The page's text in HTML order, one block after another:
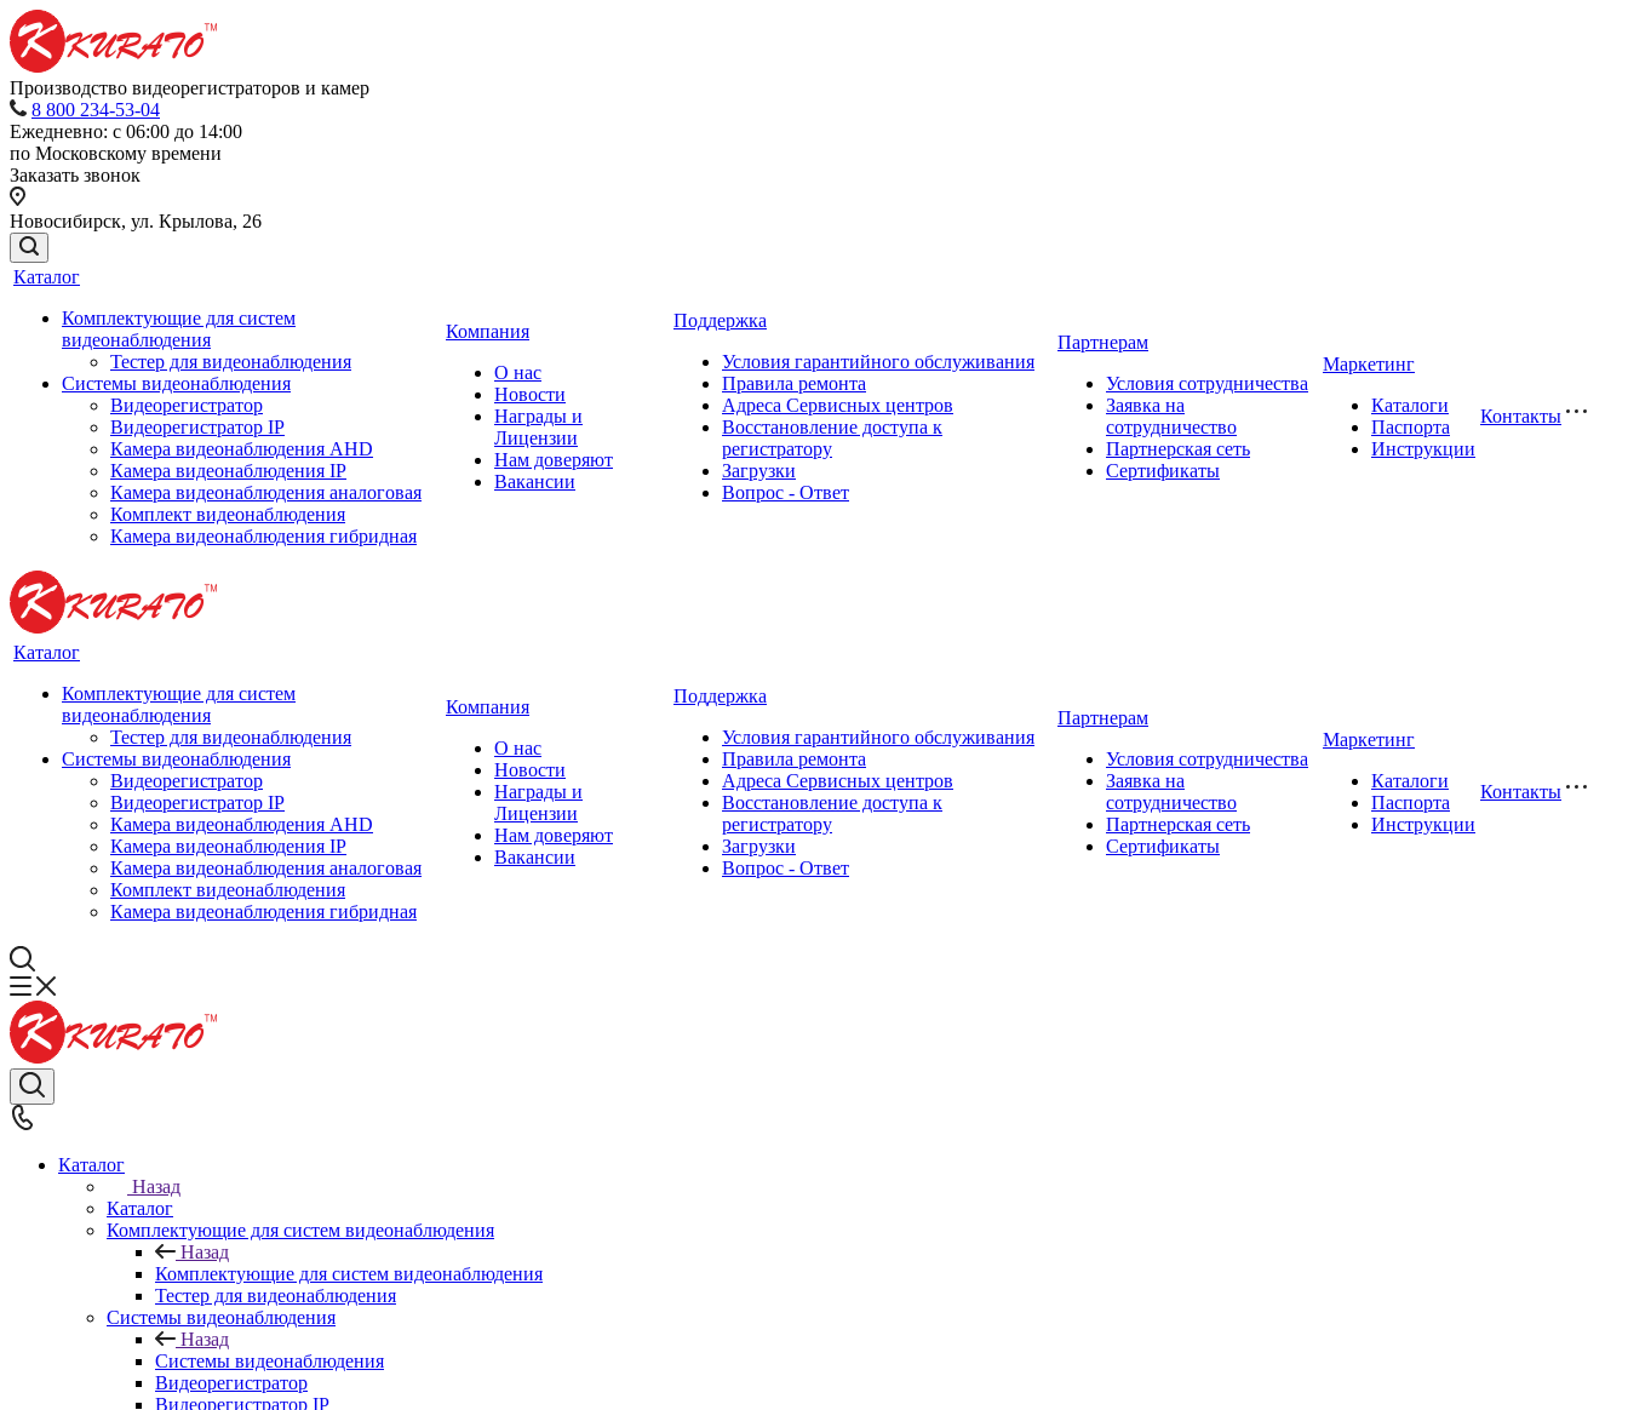
Производство видеорегистраторов и камер
8 800 234-53-04
Ежедневно: с 06:00 до 14:00
по Московскому времени
Заказать звонок
Новосибирск, ул. Крылова, 26
Каталог
Комплектующие для систем
видеонаблюдения
Тестер для видеонаблюдения
Системы видеонаблюдения
Видеорегистратор
Видеорегистратор IP
Камера видеонаблюдения AHD
Камера видеонаблюдения IP
Камера видеонаблюдения аналоговая
Комплект видеонаблюдения
Камера видеонаблюдения гибридная
Компания
О нас
Новости
Награды и
Лицензии
Нам доверяют
Вакансии
Поддержка
Условия гарантийного обслуживания
Правила ремонта
Адреса Сервисных центров
Восстановление доступа к
регистратору
Загрузки
Вопрос - Ответ
Партнерам
Условия сотрудничества
Заявка на
сотрудничество
Партнерская сеть
Сертификаты
Маркетинг
Каталоги
Паспорта
Инструкции
Контакты
Каталог
Комплектующие для систем
видеонаблюдения
Тестер для видеонаблюдения
Системы видеонаблюдения
Видеорегистратор
Видеорегистратор IP
Камера видеонаблюдения AHD
Камера видеонаблюдения IP
Камера видеонаблюдения аналоговая
Комплект видеонаблюдения
Камера видеонаблюдения гибридная
Компания
О нас
Новости
Награды и
Лицензии
Нам доверяют
Вакансии
Поддержка
Условия гарантийного обслуживания
Правила ремонта
Адреса Сервисных центров
Восстановление доступа к
регистратору
Загрузки
Вопрос - Ответ
Партнерам
Условия сотрудничества
Заявка на
сотрудничество
Партнерская сеть
Сертификаты
Маркетинг
Каталоги
Паспорта
Инструкции
Контакты
Каталог
Назад
Каталог
Комплектующие для систем видеонаблюдения
Назад
Комплектующие для систем видеонаблюдения
Тестер для видеонаблюдения
Системы видеонаблюдения
Назад
Системы видеонаблюдения
Видеорегистратор
Видеорегистратор IP